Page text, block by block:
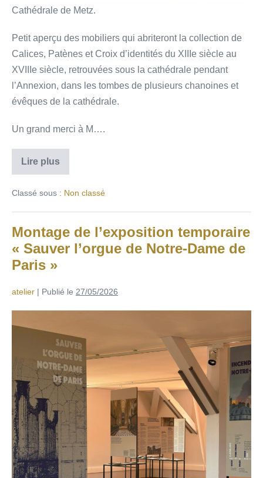
Cathédrale de Metz.
Petit aperçu des mobiliers qui abriteront la collection de
Calices, Patènes et Croix d’identités du XIIIe siècle au
XVIIIe siècle, retrouvées sous la cathédrale pendant
l’Annexion, dans les tombes de plusieurs chanoines et
évêques de la cathédrale.
Un grand merci à M….
Lire plus
Classé sous : Non classé
Montage de l’exposition temporaire
« Sauver l’orgue de Notre-Dame de
Paris »
atelier | Publié le 27/05/2026